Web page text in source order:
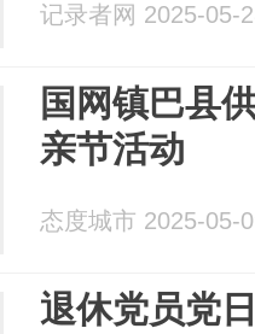
记录者网 2025-05-
国网镇巴县
亲节活动
态度城市 2025-05-
退休党员党